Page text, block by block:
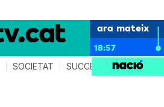
ara mateix
18:57
SOCIETAT SUCCESSOS